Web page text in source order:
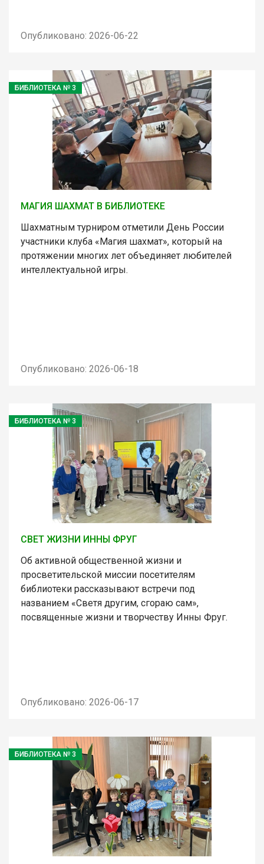
Опубликовано: 2026-06-22
БИБЛИОТЕКА № 3
МАГИЯ ШАХМАТ В БИБЛИОТЕКЕ
Шахматным турниром отметили День России
участники клуба «Магия шахмат», который на
протяжении многих лет объединяет любителей
интеллектуальной игры.
Опубликовано: 2026-06-18
БИБЛИОТЕКА № 3
СВЕТ ЖИЗНИ ИННЫ ФРУГ
Об активной общественной жизни и
просветительской миссии посетителям
библиотеки рассказывают встречи под
названием «Светя другим, сгораю сам»,
посвященные жизни и творчеству Инны Фруг.
Опубликовано: 2026-06-17
БИБЛИОТЕКА № 3